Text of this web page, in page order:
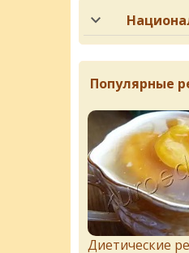
Популярные
Диетические